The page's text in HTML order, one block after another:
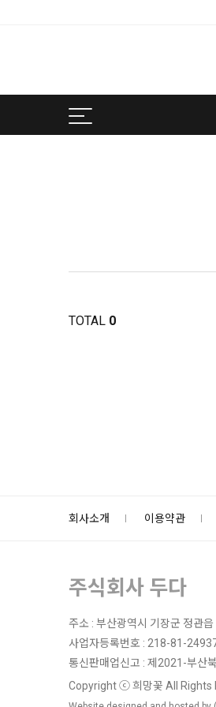
TOTAL 0
회사소개 이용약관
주식회사 두다
주소 : 부산광역시 기장군 정관
사업자등록번호 : 218-81-
통신판매업신고 : 제2021-부산
Copyright ⓒ 희망꽃 All Rights